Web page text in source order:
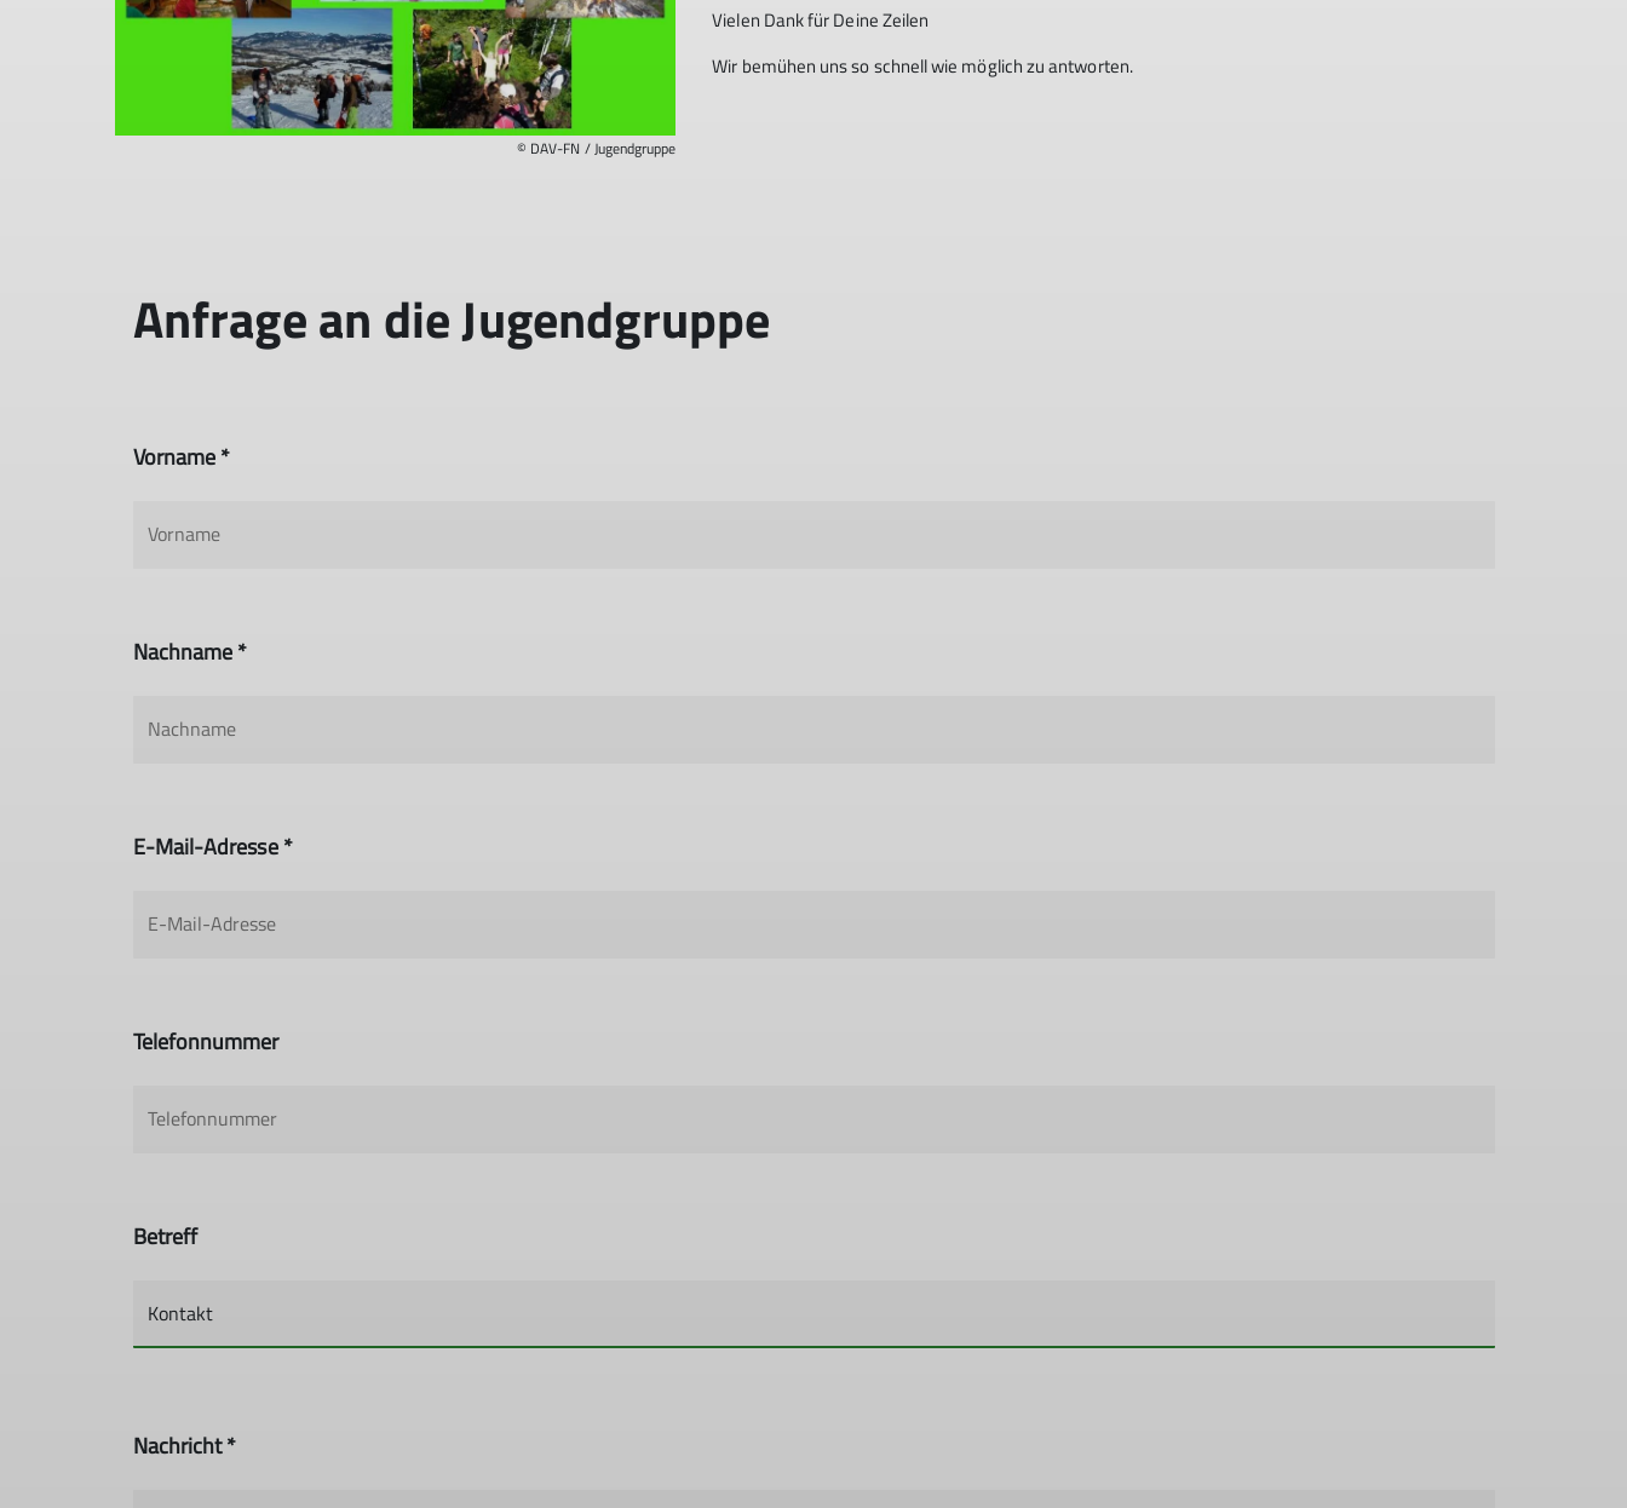
© DAV-FN / Jugendgruppe
Vielen Dank für Deine Zeilen
Wir bemühen uns so schnell wie möglich zu antworten.
Anfrage an die Jugendgruppe
Vorname *
Nachname *
E-Mail-Adresse *
Telefonnummer
Betreff
Nachricht *